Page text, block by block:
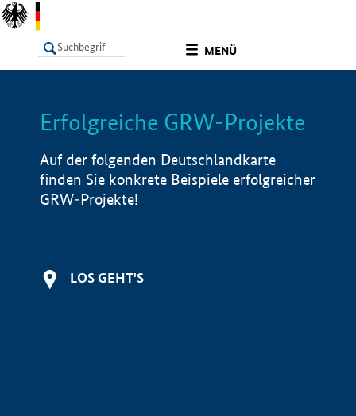
MENÜ
LISTE Info
Erfolgreiche GRW-Projekte
Auf der folgenden Deutschlandkarte
finden Sie konkrete Beispiele erfolgreicher
GRW-Projekte!
LOS GEHT'S